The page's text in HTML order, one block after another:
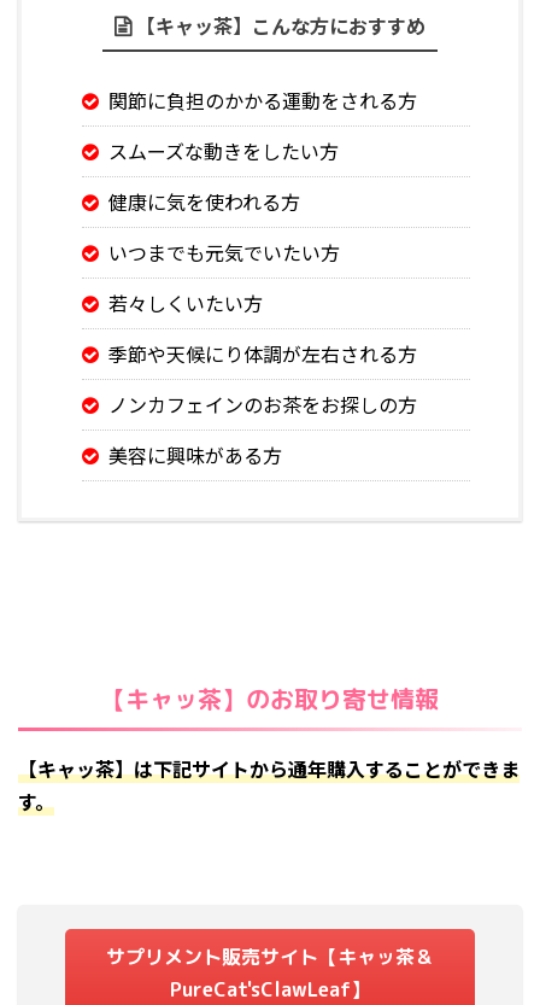
【キャッ茶】こんな方におすすめ
関節に負担のかかる運動をされる方
スムーズな動きをしたい方
健康に気を使われる方
いつまでも元気でいたい方
若々しくいたい方
季節や天候にり体調が左右される方
ノンカフェインのお茶をお探しの方
美容に興味がある方
【キャッ茶】のお取り寄せ情報
【キャッ茶】は下記サイトから通年購入することができま
す。
サプリメント販売サイト【キャッ茶＆
PureCat'sClawLeaf】